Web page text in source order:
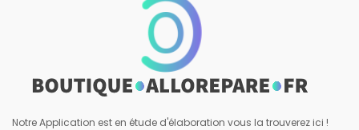
Notre Application est en étude d'élaboration vous la trouverez ici !